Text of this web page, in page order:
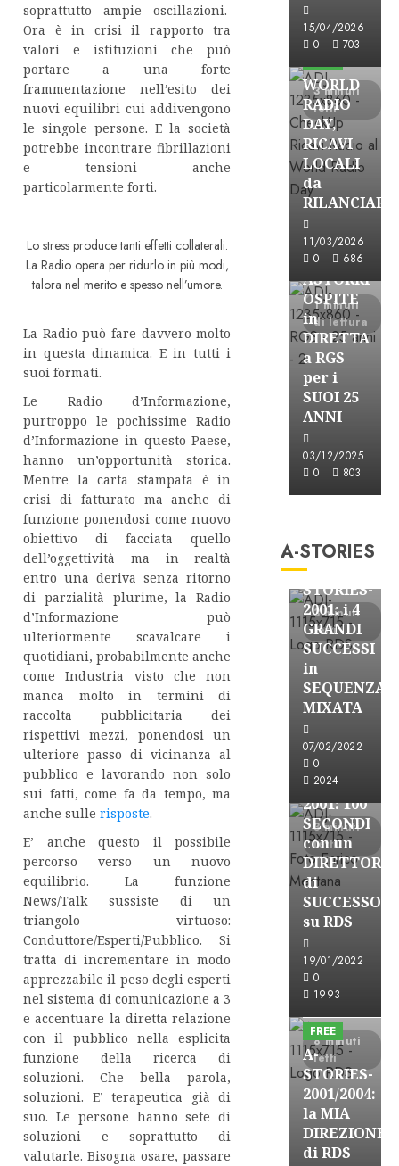
soprattutto ampie oscillazioni.
Ora è in crisi il rapporto tra
valori e istituzioni che può
portare a una forte
frammentazione nell’esito dei
nuovi equilibri cui addivengono
le singole persone. E la società
potrebbe incontrare fibrillazioni
e tensioni anche
particolarmente forti.
Lo stress produce tanti effetti collaterali.
La Radio opera per ridurlo in più modi,
talora nel merito e spesso nell’umore.
La Radio può fare davvero molto
in questa dinamica. E in tutti i
suoi formati.
Le Radio d’Informazione,
purtroppo le pochissime Radio
d’Informazione in questo Paese,
hanno un’opportunità storica.
Mentre la carta stampata è in
crisi di fatturato ma anche di
funzione ponendosi come nuovo
obiettivo di facciata quello
dell’oggettività ma in realtà
entro una deriva senza ritorno
di parzialità plurime, la Radio
d’Informazione può
ulteriormente scavalcare i
quotidiani, probabilmente anche
come Industria visto che non
manca molto in termini di
raccolta pubblicitaria dei
rispettivi mezzi, ponendosi un
ulteriore passo di vicinanza al
pubblico e lavorando non solo
sui fatti, come fa da tempo, ma
anche sulle risposte.
E’ anche questo il possibile
percorso verso un nuovo
equilibrio. La funzione
News/Talk sussiste di un
triangolo virtuoso:
Conduttore/Esperti/Pubblico. Si
tratta di incrementare in modo
apprezzabile il peso degli esperti
nel sistema di comunicazione a 3
e accentuare la diretta relazione
con il pubblico nella esplicita
funzione della ricerca di
soluzioni. Che bella parola,
soluzioni. E’ terapeutica già di
suo. Le persone hanno sete di
soluzioni e soprattutto di
valutarle. Bisogna osare, passare
15/04/2026
0
703
3 minuti
letti
Astorri News
WORLD
RADIO
DAY,
RICAVI
LOCALI
da
RILANCIARE
11/03/2026
0
686
1 minuti
di lettura
Astorri News
FREE
ASTORRI
OSPITE
in
DIRETTA
a RGS
per i
SUOI 25
ANNI
03/12/2025
0
803
A-STORIES
3 minuti
letti
FREE
A-
STORIES-
2001: i 4
GRANDI
SUCCESSI
in
SEQUENZA
MIXATA
07/02/2022
0
2024
3 minuti
letti
A-Stories
FREE
A-
STORIES-
2001: 100
SECONDI
con un
DIRETTORE
di
SUCCESSO
su RDS
19/01/2022
0
1993
8 minuti
letti
A-Stories
FREE
A-
STORIES-
2001/2004:
la MIA
DIREZIONE
di RDS
A-Stories
Formazione